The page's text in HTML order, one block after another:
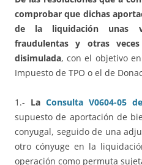
comprobar que dichas
de la liquidación unas
fraudulentas y otras
disimulada, con el objetivo
Impuesto de TPO o el de
1.- La Consulta V0604-05
supuesto de aportación de
conyugal, seguido de una
otro cónyuge en la
operación como permuta